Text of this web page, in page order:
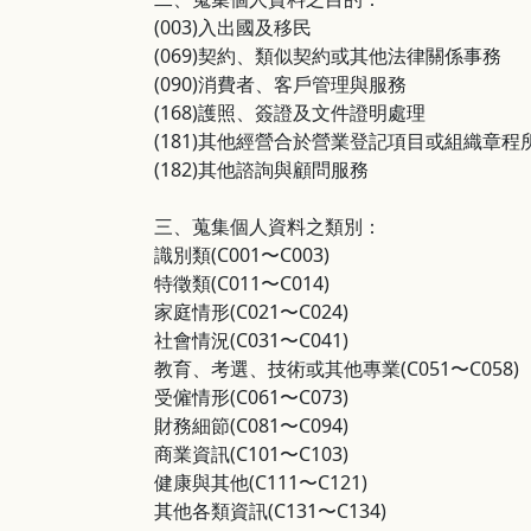
(003)入出國及移民
(069)契約、類似契約或其他法律關係事務
(090)消費者、客戶管理與服務
(168)護照、簽證及文件證明處理
(181)其他經營合於營業登記項目或組織章程
(182)其他諮詢與顧問服務
三、蒐集個人資料之類別 ：
識別類(C001〜C003)
特徵類(C011〜C014)
家庭情形(C021〜C024)
社會情況(C031〜C041)
教育、考選、技術或其他專業(C051〜C058)
受僱情形(C061〜C073)
財務細節(C081〜C094)
商業資訊(C101〜C103)
健康與其他(C111〜C121)
其他各類資訊(C131〜C134)